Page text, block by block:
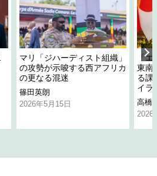
マリ「ジハーディスト組織」
の攻勢が示唆する西アフリカ
の更なる混迷
篠田英朗
2026年5月15日
「
東南
る課
イラ
高橋
2026